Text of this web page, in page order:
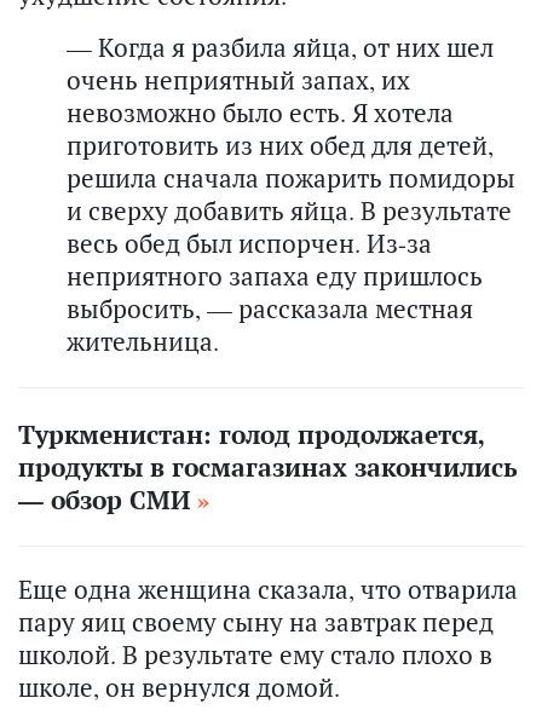
— Когда я разбила яйца, от них шел
очень неприятный запах, их
невозможно было есть. Я хотела
приготовить из них обед для детей,
решила сначала пожарить помидоры
и сверху добавить яйца. В результате
весь обед был испорчен. Из-за
неприятного запаха еду пришлось
выбросить, — рассказала местная
жительница.
Туркменистан: голод продолжается,
продукты в госмагазинах закончились
— обзор СМИ
Еще одна женщина сказала, что отварила
пару яиц своему сыну на завтрак перед
школой. В результате ему стало плохо в
школе, он вернулся домой.